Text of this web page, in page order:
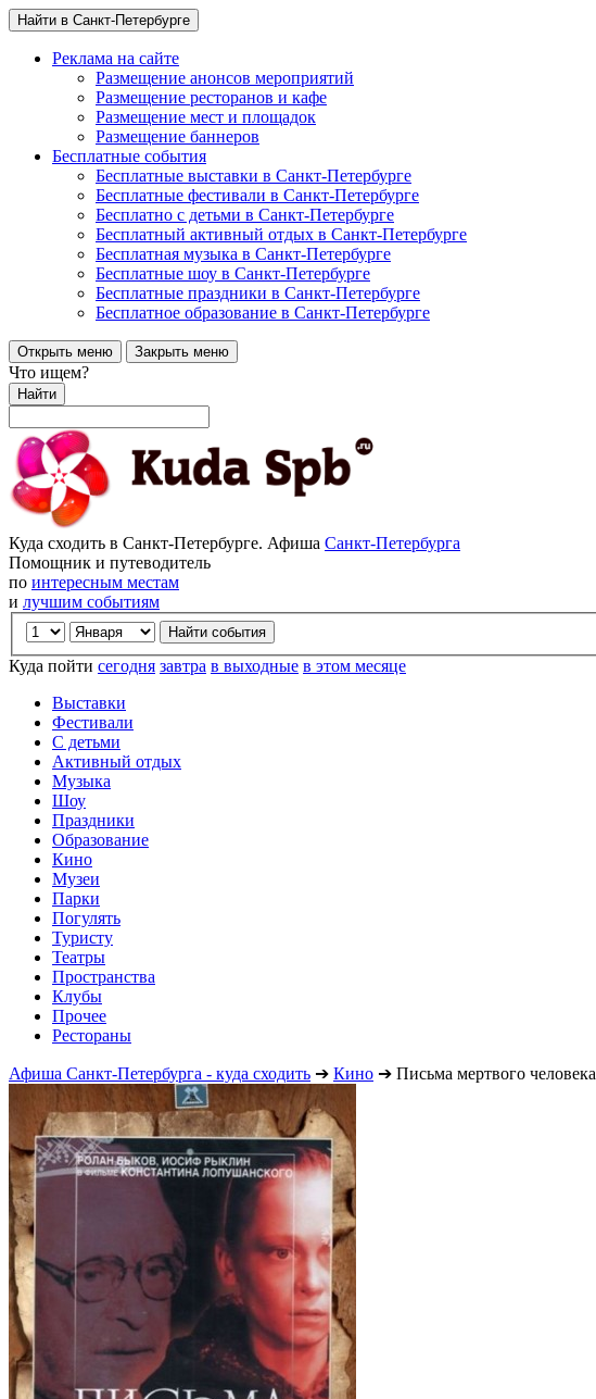
Найти в Санкт-Петербурге
Реклама на сайте
Размещение анонсов мероприятий
Размещение ресторанов и кафе
Размещение мест и площадок
Размещение баннеров
Бесплатные события
Бесплатные выставки в Санкт-Петербурге
Бесплатные фестивали в Санкт-Петербурге
Бесплатно с детьми в Санкт-Петербурге
Бесплатный активный отдых в Санкт-Петербурге
Бесплатная музыка в Санкт-Петербурге
Бесплатные шоу в Санкт-Петербурге
Бесплатные праздники в Санкт-Петербурге
Бесплатное образование в Санкт-Петербурге
Открыть меню Закрыть меню
Что ищем?
Найти
Куда сходить в Санкт-Петербурге. Афиша Санкт-Петербурга
Помощник и путеводитель
по интересным местам
и лучшим событиям
Куда пойти сегодня завтра в выходные в этом месяце
Выставки
Фестивали
С детьми
Активный отдых
Музыка
Шоу
Праздники
Образование
Кино
Музеи
Парки
Погулять
Туристу
Театры
Пространства
Клубы
Прочее
Рестораны
Афиша Санкт-Петербурга - куда сходить ➔ Кино ➔ Письма мертвого человека